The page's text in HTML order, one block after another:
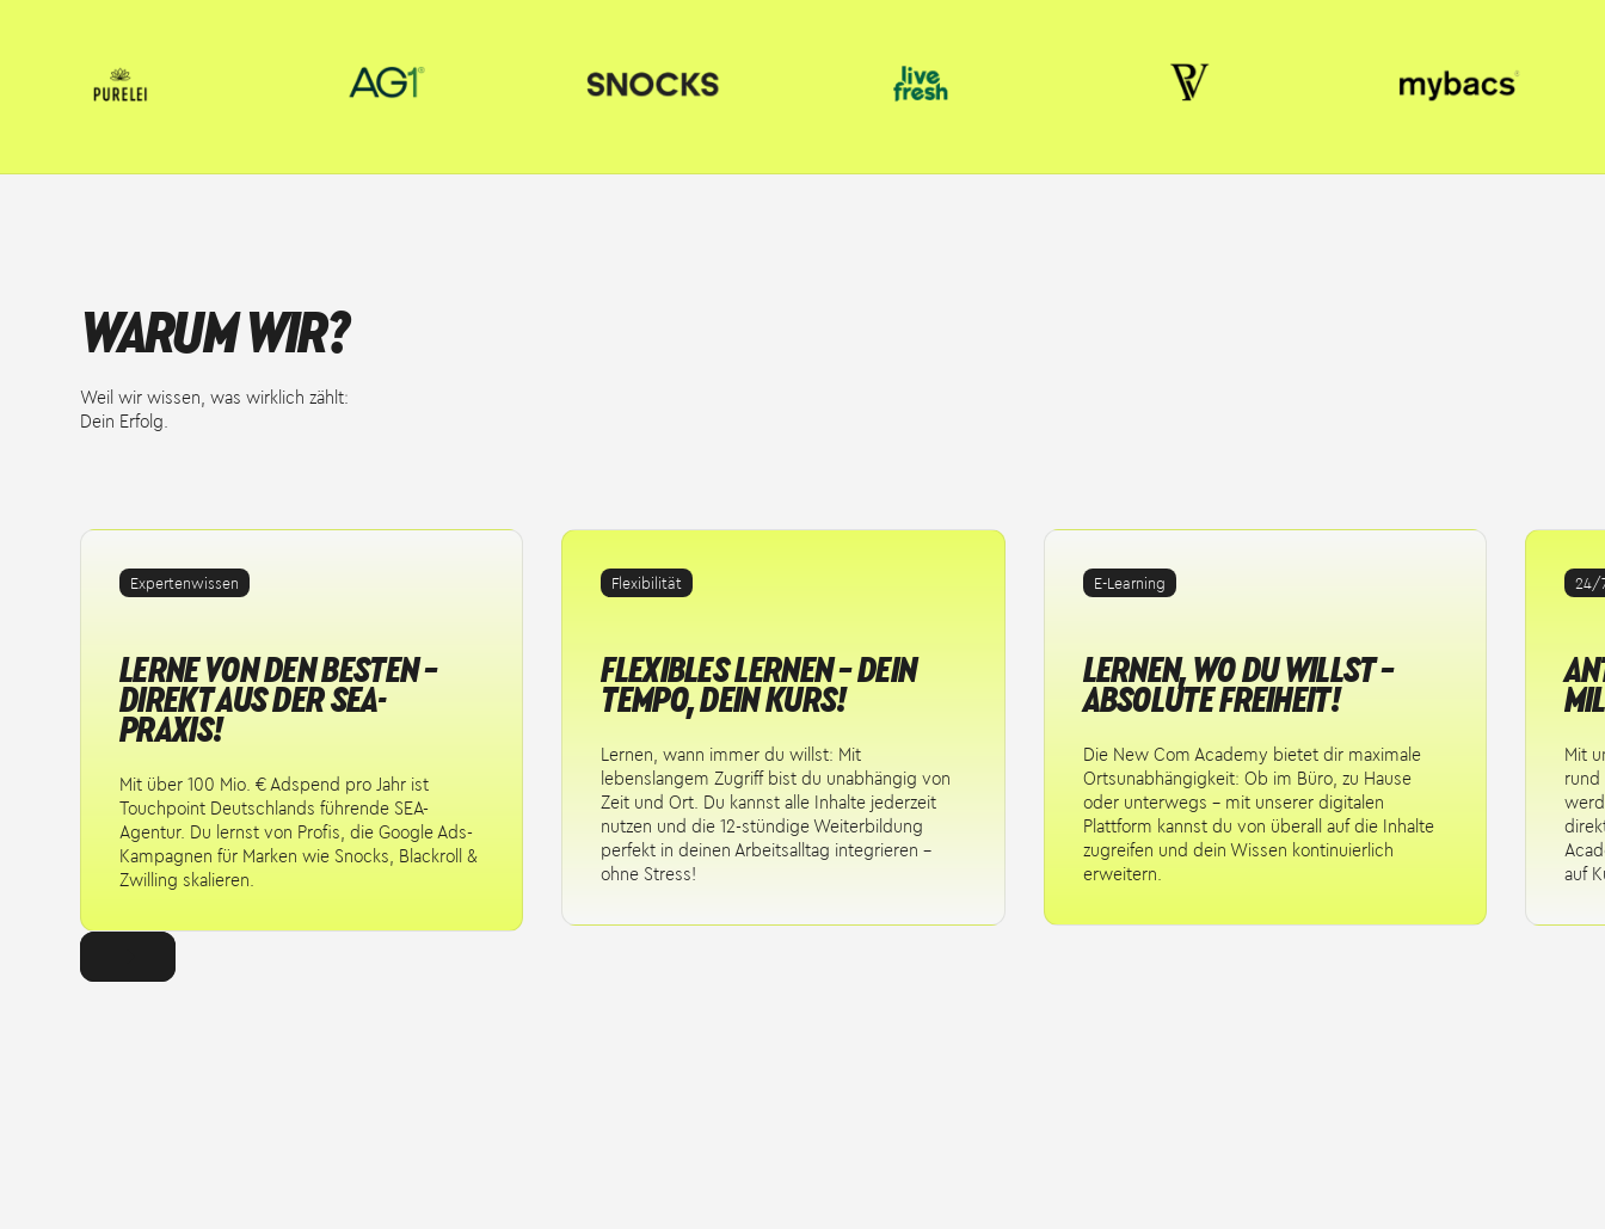
WARUM WIR?
Weil wir wissen, was wirklich zählt:
Dein Erfolg.
Expertenwissen
LERNE VON DEN BESTEN –
DIREKT AUS DER SEA-
PRAXIS!
Mit über 100 Mio. € Adspend pro Jahr ist
Touchpoint Deutschlands führende SEA-
Agentur. Du lernst von Profis, die Google Ads-
Kampagnen für Marken wie Snocks, Blackroll &
Zwilling skalieren.
Flexibilität
FLEXIBLES LERNEN – DEIN
TEMPO, DEIN KURS!
Lernen, wann immer du willst: Mit
lebenslangem Zugriff bist du unabhängig von
Zeit und Ort. Du kannst alle Inhalte jederzeit
nutzen und die 12-stündige Weiterbildung
perfekt in deinen Arbeitsalltag integrieren –
ohne Stress!
E-Learning
LERNEN, WO DU WILLST –
ABSOLUTE FREIHEIT!
Die New Com Academy bietet dir maximale
Ortsunabhängigkeit: Ob im Büro, zu Hause
oder unterwegs – mit unserer digitalen
Plattform kannst du von überall auf die Inhalte
zugreifen und dein Wissen kontinuierlich
erweitern.
24/
Mit
auf